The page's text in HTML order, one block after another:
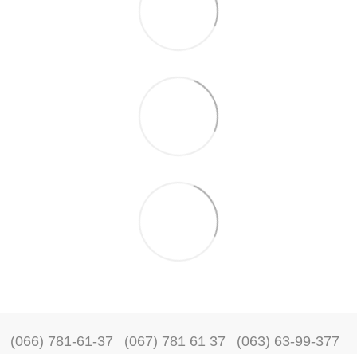
(066) 781-61-37 (067) 781 61 37 (063) 63-99-377